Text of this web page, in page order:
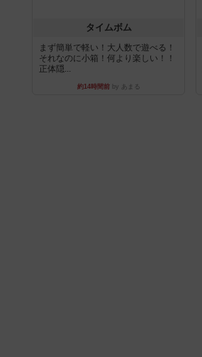
タイムボム
まず簡単で軽い！大人数で遊べる！
それなのに小箱！何より楽しい！！
正体隠...
約14時間前by あまる